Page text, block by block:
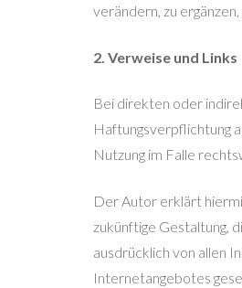
verändern, zu
2. Verweise und Links
Bei direkten oder
Haftungsverpflichtung
Nutzung im Falle
Der Autor erklärt
zukünftige Gestaltung,
ausdrücklich von allen
Internetangebotes